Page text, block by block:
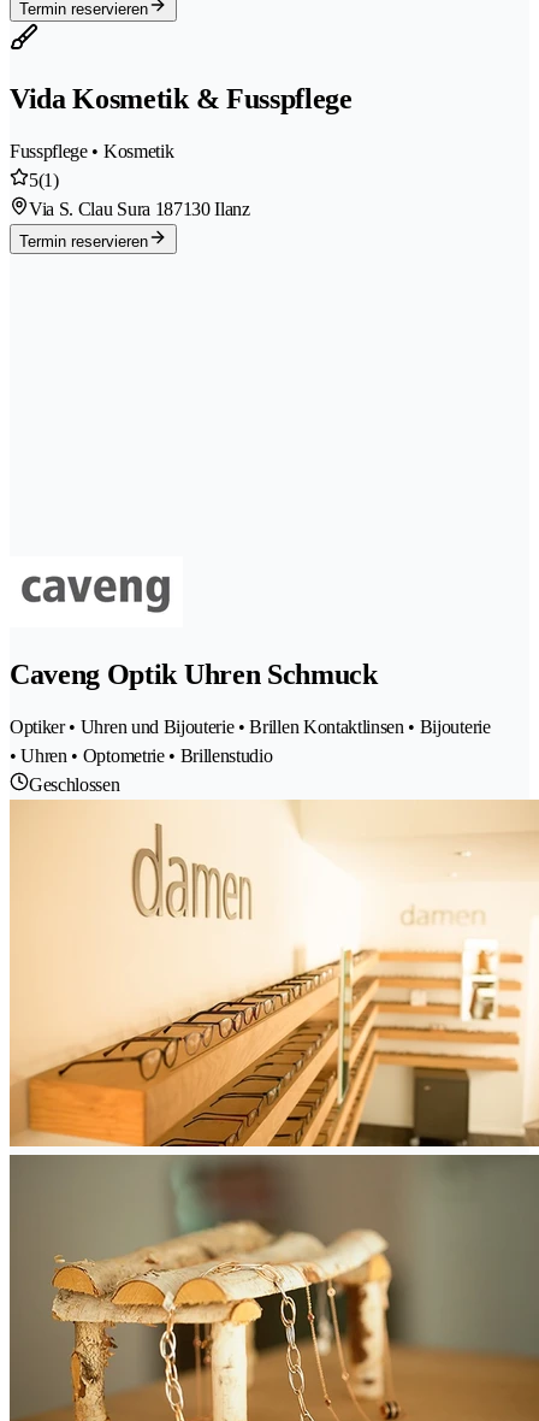
Termin reservieren
Vida Kosmetik & Fusspflege
Fusspflege • Kosmetik
5(1)
Via S. Clau Sura 187130 Ilanz
Termin reservieren
Caveng Optik Uhren Schmuck
Optiker • Uhren und Bijouterie • Brillen Kontaktlinsen • Bijouterie
• Uhren • Optometrie • Brillenstudio
Geschlossen